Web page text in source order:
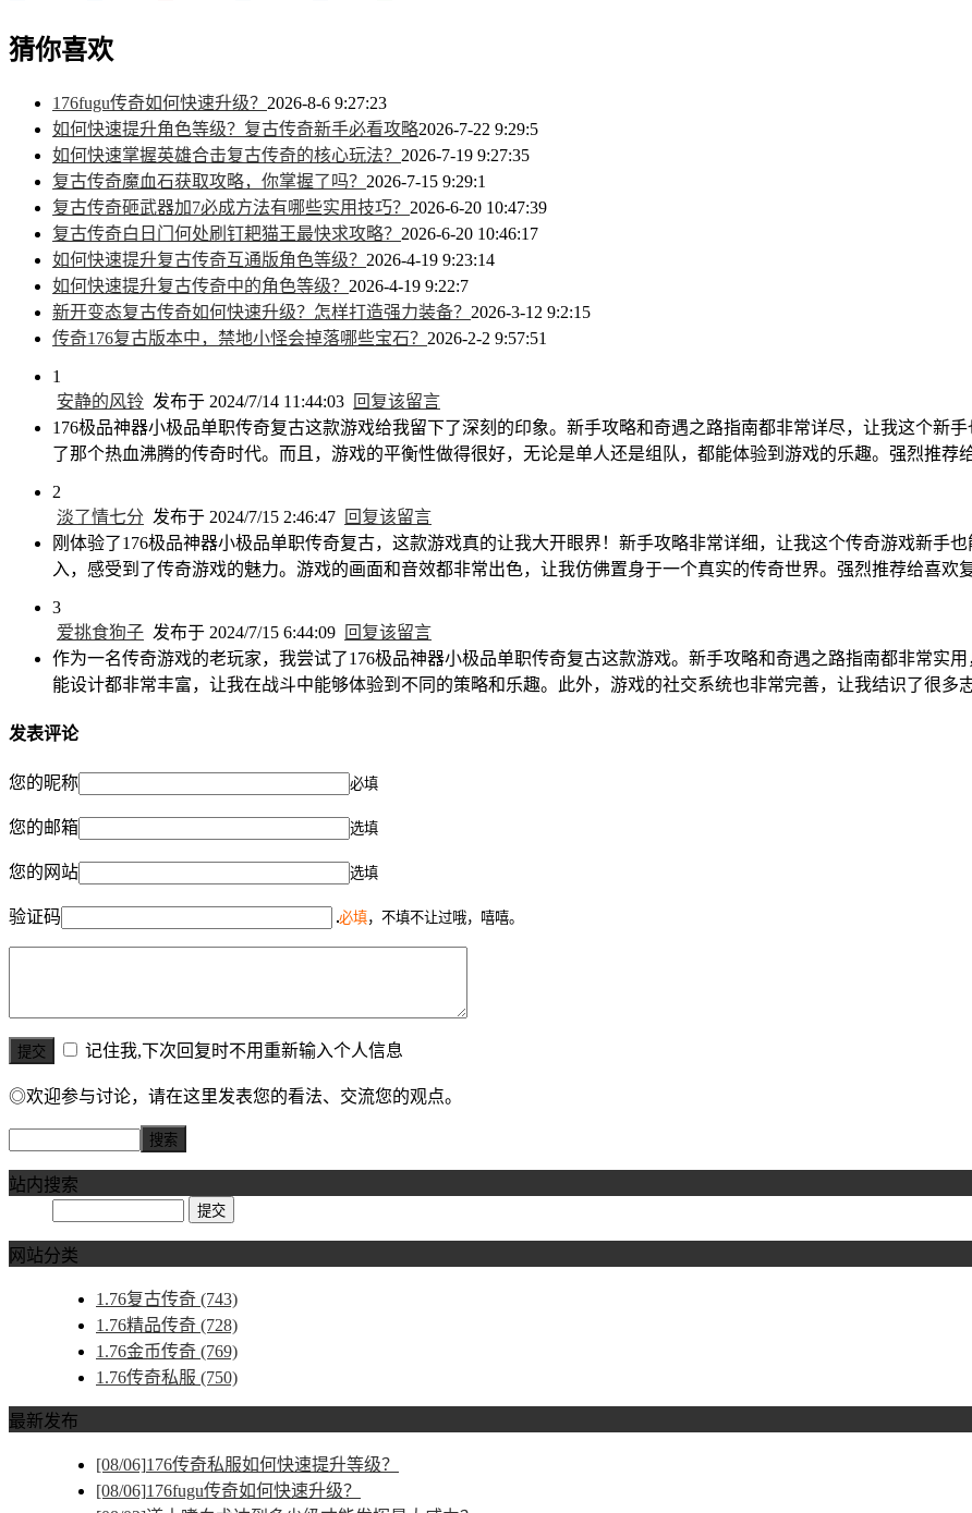
猜你喜欢
176fugu传奇如何快速升级？ 2026-8-6 9:27:23
如何快速提升角色等级？复古传奇新手必看攻略2026-7-22 9:29:5
如何快速掌握英雄合击复古传奇的核心玩法？ 2026-7-19 9:27:35
复古传奇魔血石获取攻略，你掌握了吗？ 2026-7-15 9:29:1
复古传奇砸武器加7必成方法有哪些实用技巧？ 2026-6-20 10:47:39
复古传奇白日门何处刷钉耙猫王最快求攻略？ 2026-6-20 10:46:17
如何快速提升复古传奇互通版角色等级？ 2026-4-19 9:23:14
如何快速提升复古传奇中的角色等级？ 2026-4-19 9:22:7
新开变态复古传奇如何快速升级？怎样打造强力装备？ 2026-3-12 9:2:15
传奇176复古版本中，禁地小怪会掉落哪些宝石？ 2026-2-2 9:57:51
1
安静的风铃 发布于 2024/7/14 11:44:03
回复该留言
176极品神器小极品单职传奇复古这款游戏给我留下了深刻的印象。新手攻略和奇遇之路指南都非常详尽，让我这个新
了那个热血沸腾的传奇时代。而且，游戏的平衡性做得很好，无论是单人还是组队，都能体验到游戏的乐趣。强烈推荐
2
淡了情七分 发布于 2024/7/15 2:46:47
回复该留言
刚体验了176极品神器小极品单职传奇复古，这款游戏真的让我大开眼界！新手攻略非常详细，让我这个传奇游戏新手
入，感受到了传奇游戏的魅力。游戏的画面和音效都非常出色，让我仿佛置身于一个真实的传奇世界。强烈推荐给喜欢
3
爱挑食狗子 发布于 2024/7/15 6:44:09
回复该留言
作为一名传奇游戏的老玩家，我尝试了176极品神器小极品单职传奇复古这款游戏。新手攻略和奇遇之路指南都非常实
能设计都非常丰富，让我在战斗中能够体验到不同的策略和乐趣。此外，游戏的社交系统也非常完善，让我结识了很多
发表评论
您的昵称 必填
您的邮箱 选填
您的网站 选填
验证码 必填，不填不让过哦，嘻嘻。
记住我,下次回复时不用重新输入个人信息
◎欢迎参与讨论，请在这里发表您的看法、交流您的观点。
站内搜索
网站分类
1.76复古传奇 (743)
1.76精品传奇 (728)
1.76金币传奇 (769)
1.76传奇私服 (750)
最新发布
[08/06]176传奇私服如何快速提升等级？
[08/06]176fugu传奇如何快速升级？